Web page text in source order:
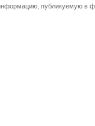
публикуемую